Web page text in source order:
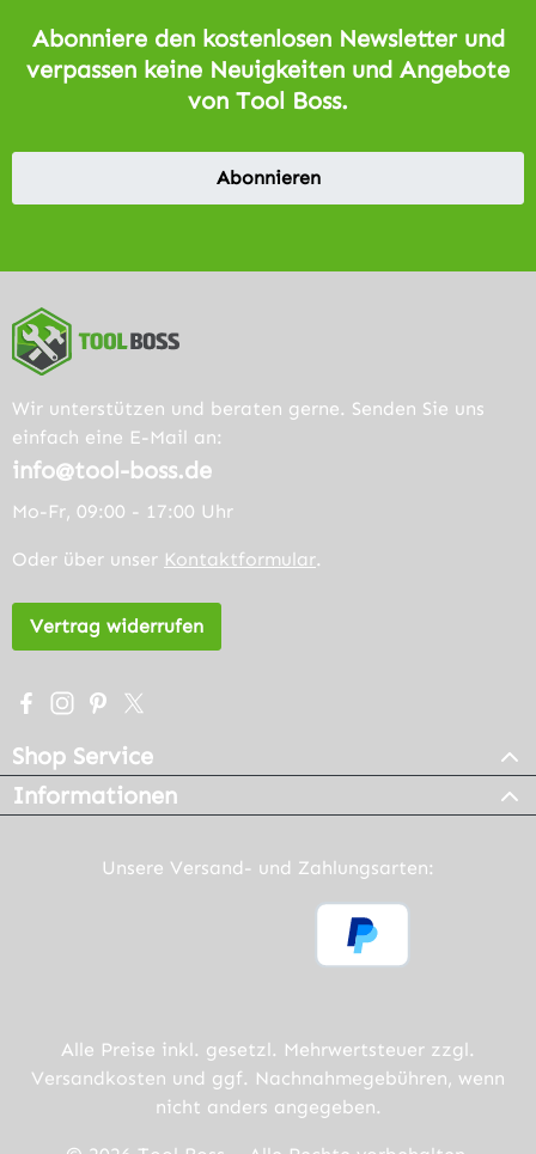
Abonniere den kostenlosen Newsletter und
verpassen keine Neuigkeiten und Angebote
von Tool Boss.
Abonnieren
Wir unterstützen und beraten gerne. Senden Sie uns
einfach eine E-Mail an:
info@tool-boss.de
Mo-Fr, 09:00 - 17:00 Uhr
Oder über unser Kontaktformular.
Vertrag widerrufen
Besuche uns auf Facebook – öffnet in neuem Tab
Schau auf Instagram vorbei – öffnet in neuem Tab
Lass dich auf Pinterest inspirieren – öffnet in
Folge uns auf X – öffnet in neuem Tab
Shop Service
Informationen
Unsere Versand- und Zahlungsarten:
Alle Preise inkl. gesetzl. Mehrwertsteuer zzgl.
Versandkosten und ggf. Nachnahmegebühren, wenn
nicht anders angegeben.